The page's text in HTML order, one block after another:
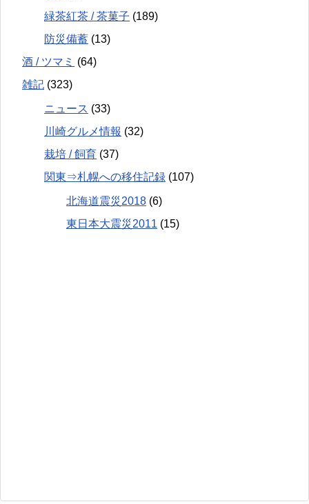
緑茶紅茶 / 茶菓子 (189)
防災備蓄 (13)
酒 / ツマミ (64)
雑記 (323)
ニュース (33)
川崎グルメ情報 (32)
栽培 / 飼育 (37)
関東⇒札幌への移住記録 (107)
北海道震災2018 (6)
東日本大震災2011 (15)